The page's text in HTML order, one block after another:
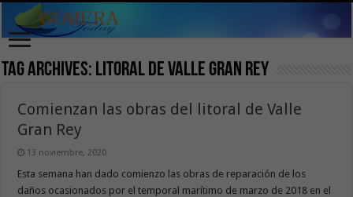
Tag Archives: litoral de Valle Gran Rey
Comienzan las obras del litoral de Valle
Gran Rey
13 noviembre, 2020
Esta semana han dado comienzo las obras de reparación de los
daños ocasionados por el temporal marítimo de marzo de 2018 en el